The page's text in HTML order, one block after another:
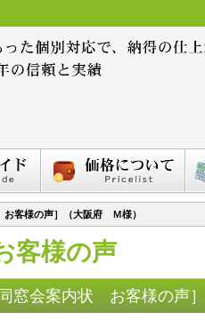
お客様の声］（大阪府 Ｍ様）
客様の声
同窓会案内状 お客様の声